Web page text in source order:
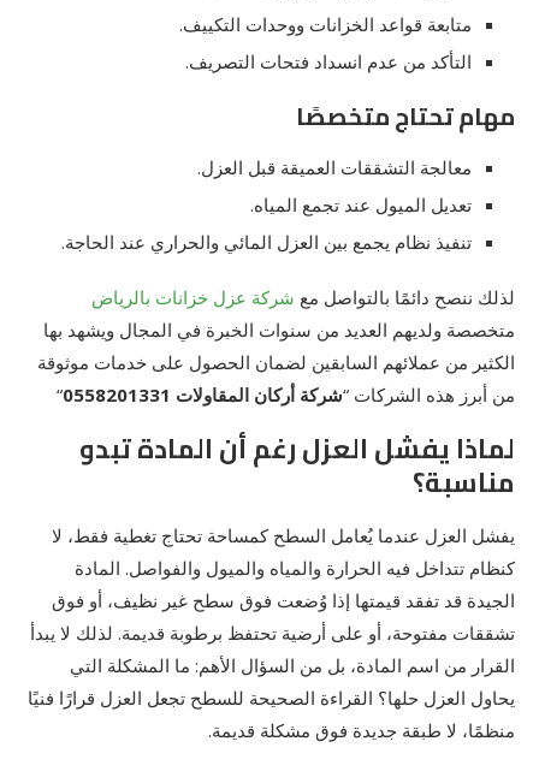
متابعة قواعد الخزانات ووحدات التكييف.
التأكد من عدم انسداد فتحات التصريف.
مهام تحتاج متخصصًا
معالجة التشققات العميقة قبل العزل.
تعديل الميول عند تجمع المياه.
تنفيذ نظام يجمع بين العزل المائي والحراري عند الحاجة.
لذلك ننصح دائمًا بالتواصل مع شركة عزل خزانات بالرياض
متخصصة ولديهم العديد من سنوات الخبرة في المجال ويشهد بها
الكثير من عملائهم السابقين لضمان الحصول على خدمات موثوقة
من أبرز هذه الشركات “شركة أركان المقاولات 0558201331 “
لماذا يفشل العزل رغم أن المادة تبدو
مناسبة؟
يفشل العزل عندما يُعامل السطح كمساحة تحتاج تغطية فقط، لا
كنظام تتداخل فيه الحرارة والمياه والميول والفواصل. المادة
الجيدة قد تفقد قيمتها إذا وُضعت فوق سطح غير نظيف، أو فوق
تشققات مفتوحة، أو على أرضية تحتفظ برطوبة قديمة. لذلك لا يبدأ
القرار من اسم المادة، بل من السؤال الأهم: ما المشكلة التي
يحاول العزل حلها؟ القراءة الصحيحة للسطح تجعل العزل قرارًا فنيًا
منظمًا، لا طبقة جديدة فوق مشكلة قديمة.